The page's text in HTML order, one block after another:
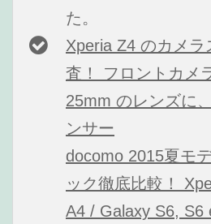
た。
Xperia Z4 のカメラ
査！ フロントカメ
25mm のレンズに
ンサー
docomo 2015夏モ
ック徹底比較！
A4 / Galaxy S6, S6